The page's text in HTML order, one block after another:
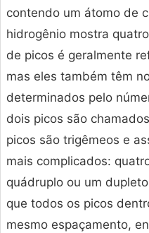
contendo um átomo de
hidrogênio mostra
de picos é geralmente
mas eles também têm
determinados pelo
dois picos são
picos são trigêmeos e
mais complicados:
quádruplo ou um
que todos os picos
mesmo espaçamento,